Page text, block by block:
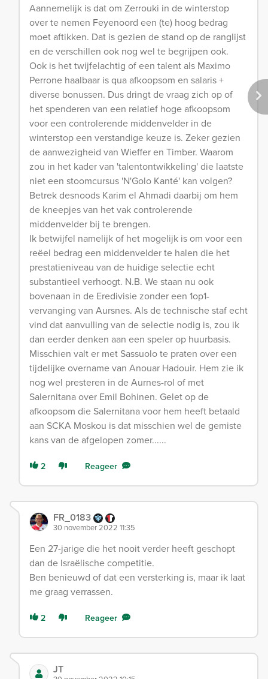
Aannemelijk is dat om Zerrouki in de winterstop
over te nemen Feyenoord een (te) hoog bedrag
moet aftikken. Dat is gezien de stand op de ranglijst
en de verschillen ook nog wel te begrijpen ook.
Ook is het twijfelachtig of een talent als Maximo
Perrone haalbaar is qua afkoopsom en salaris +
diverse bonussen. Dus dringt de vraag zich op of
het spenderen van een relatief hoge afkoopsom
voor een controlerende middenvelder in de
winterstop een verstandige keuze is. Zeker gezien
de aanwezigheid van Wieffer en Timber. Waarom
zou in het kader van 'talentontwikkeling' die laatste
niet een stoomcursus 'N'Golo Kanté' kan volgen?
Betrek desnoods Karim el Ahmadi daarbij om hem
de kneepjes van het vak controlerende
middenvelder bij te brengen.
Ik betwijfel namelijk of het mogelijk is om voor een
reëel bedrag een middenvelder te halen die het
prestatieniveau van de huidige selectie echt
substantieel verhoogt. N.B. We staan nu ook
bovenaan in de Eredivisie zonder een 1op1-
vervanging van Aursnes. Als de technische staf echt
vind dat aanvulling van de selectie nodig is, zou ik
dan eerder denken aan een speler op huurbasis.
Misschien valt er met Sassuolo te praten over een
tijdelijke overname van Anouar Hadouir. Hem zie ik
nog wel presteren in de Aurnes-rol of met
Salernitana over Emil Bohinen. Gelet op de
afkoopsom die Salernitana voor hem heeft betaald
aan SCKA Moskou is dat misschien wel de gemiste
kans van de afgelopen zomer......
2 Reageer
FR_0183
30 november 2022 11:35
Een 27-jarige die het nooit verder heeft geschopt
dan de Israëlische competitie.
Ben benieuwd of dat een versterking is, maar ik laat
me graag verrassen.
2 Reageer
JT